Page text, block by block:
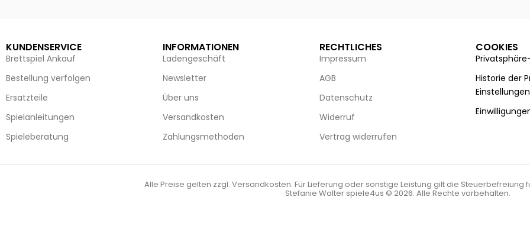
KUNDENSERVICE
Brettspiel Ankauf
Bestellung verfolgen
Ersatzteile
Spielanleitungen
Spieleberatung
INFORMATIONEN
Ladengeschäft
Newsletter
Über uns
Versandkosten
Zahlungsmethoden
RECHTLICHES
Impressum
AGB
Datenschutz
Widerruf
Vertrag widerrufen
COOKIES
Historie der
Einstellungen
Alle Preise gelten zzgl. Versandkosten. Für Lieferung oder sonstige Leistung gilt die Steuerbefreiung
Stefanie Walter spiele4us © 2026. Alle Rechte vorbehalten.